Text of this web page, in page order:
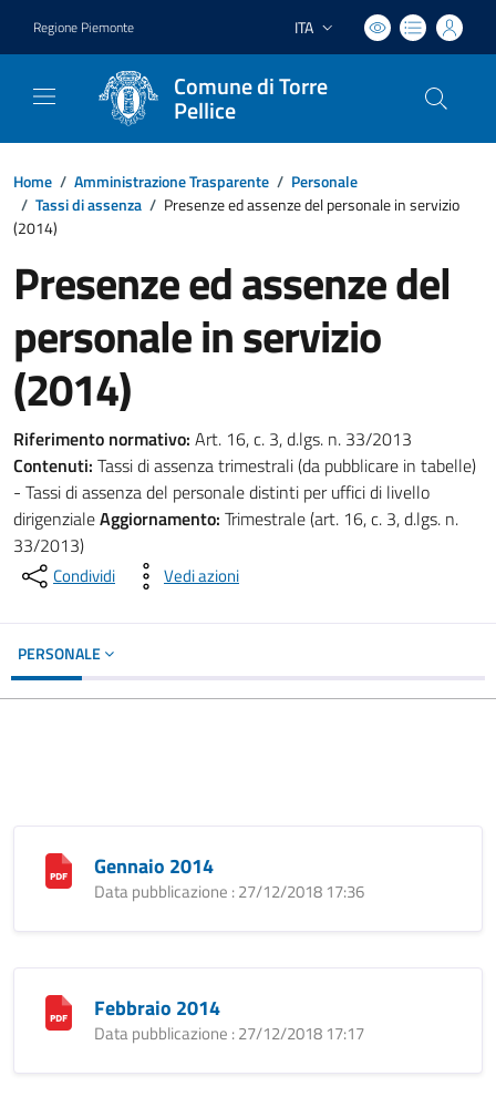
Regione Piemonte Lingua attiva:
ITA
Comune di Torre
Pellice
Home / Amministrazione Trasparente / Personale
/ Tassi di assenza / Presenze ed assenze del personale in servizio
(2014)
Presenze ed assenze del
personale in servizio
(2014)
Riferimento normativo: Art. 16, c. 3, d.lgs. n. 33/2013
Contenuti: Tassi di assenza trimestrali (da pubblicare in tabelle)
- Tassi di assenza del personale distinti per uffici di livello
dirigenzialeAggiornamento: Trimestrale (art. 16, c. 3, d.lgs. n.
33/2013)
Condividi Vedi azioni
PERSONALE
Gennaio 2014
Data pubblicazione : 27/12/2018 17:36
Febbraio 2014
Data pubblicazione : 27/12/2018 17:17